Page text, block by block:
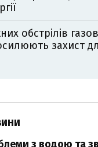
обстрілів
захист
з водою та